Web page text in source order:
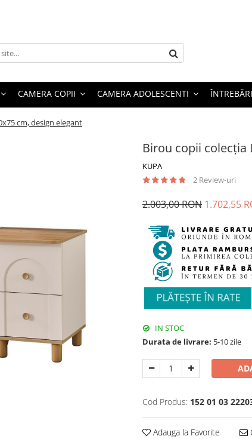
CAMERA COPII CAMERA ADOLESCENTI
cm, design elegant
Birou copii colecția
KUPA
2 Review-uri
2.003,00 RON 1.702,55
IN STOC
Durata de livrare: 5-10 zile
Cod Produs: 152 01 03
Adauga la Favorite